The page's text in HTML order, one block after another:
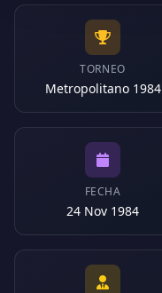
TORNEO
Metropolitano 1984
FECHA
24 Nov 1984